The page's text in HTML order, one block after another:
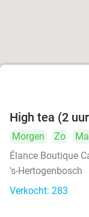
High tea (2
Morgen Zo Ma
Élance Boutique
's-Hertogenbosch
Verkocht: 283